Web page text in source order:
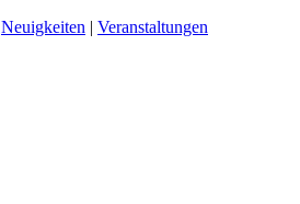
Neuigkeiten | Veranstaltungen